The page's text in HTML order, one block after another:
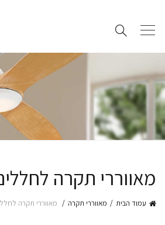
מאווררי תקרה
עמוד הבית מאווררי תקרה מאווררי תקרה